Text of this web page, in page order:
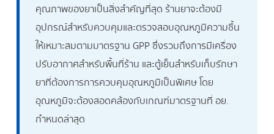
คุณภาพของยาเป็นสิ่งสำคัญที่สุด ร้านยาจะต้องมี
อุปกรณ์สำหรับควบคุมและตรวจสอบอุณหภูมิความชื้น
ให้เหมาะสมตามมาตรฐาน GPP ซึ่งรวมถึงการมีเครื่อง
ปรับอากาศสำหรับพื้นที่ร้าน และตู้เย็นสำหรับเก็บรักษา
ยาที่ต้องการการควบคุมอุณหภูมิเป็นพิเศษ โดย
อุณหภูมิจะต้องสอดคล้องกับเกณฑ์มาตรฐานที่ อย.
กำหนดล่าสุด